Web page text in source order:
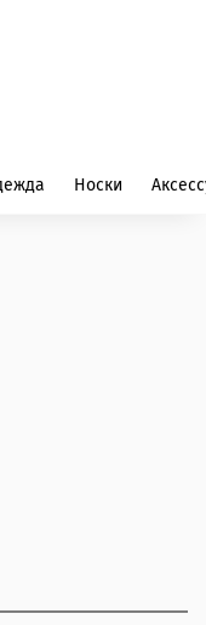
Носки